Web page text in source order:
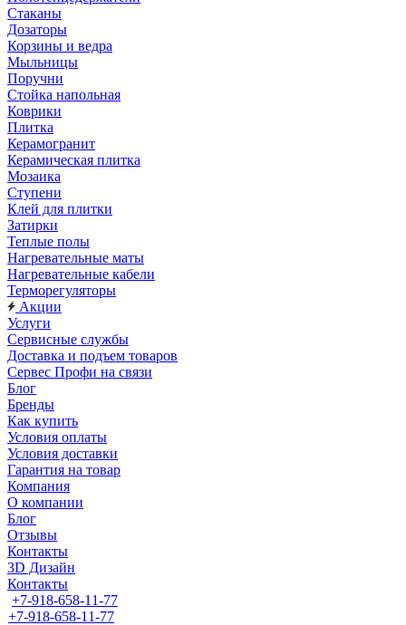
Стаканы
Дозаторы
Корзины и ведра
Мыльницы
Поручни
Стойка напольная
Коврики
Плитка
Керамогранит
Керамическая плитка
Мозаика
Ступени
Клей для плитки
Затирки
Теплые полы
Нагревательные маты
Нагревательные кабели
Терморегуляторы
Акции
Услуги
Сервисные службы
Доставка и подъем товаров
Сервес Профи на связи
Блог
Бренды
Как купить
Условия оплаты
Условия доставки
Гарантия на товар
Компания
О компании
Блог
Отзывы
Контакты
3D Дизайн
Контакты
+7-918-658-11-77
+7-918-658-11-77